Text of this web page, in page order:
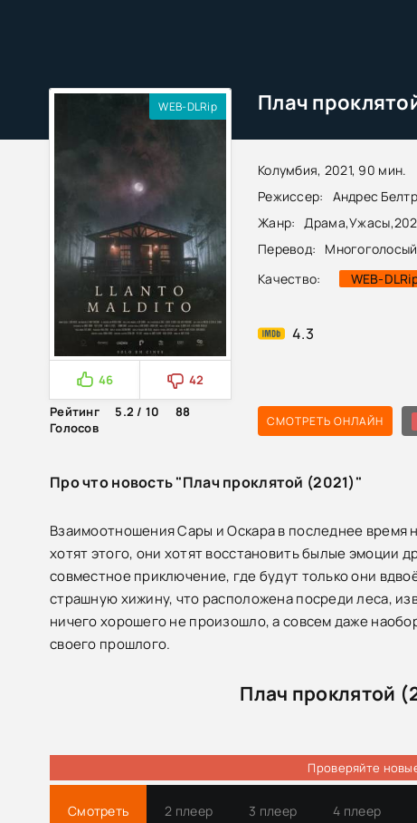
Плач
Колумбия, 2021, 90 мин.
Режиссер:
Андрес
Жанр:
Драма,Ужасы,
Перевод:
Качество:
WEB-
4.3
WEB-DLRip
46
42
Рейтинг
5.2 / 10
88
Голосов
СМОТРЕТЬ ОНЛАЙН
Про что новость "Плач проклятой (2021)"
Взаимоотношения Сары и Оскара в последнее время
хотят этого, они хотят восстановить былые эмоции
совместное приключение, где будут только они
страшную хижину, что расположена посреди леса,
ничего хорошего не произошло, а совсем даже
своего прошлого.
Плач проклятой
Проверяйте
Смотреть 2 плеер 3 плеер 4 плеер